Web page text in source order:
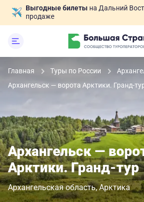
Выгодные билеты на Дальний
продаже
Главная Туры по России
Архангельск — ворота Арктики. Гранд-
Архангельск —
Арктики. Гранд-тур
Архангельская область Арктика